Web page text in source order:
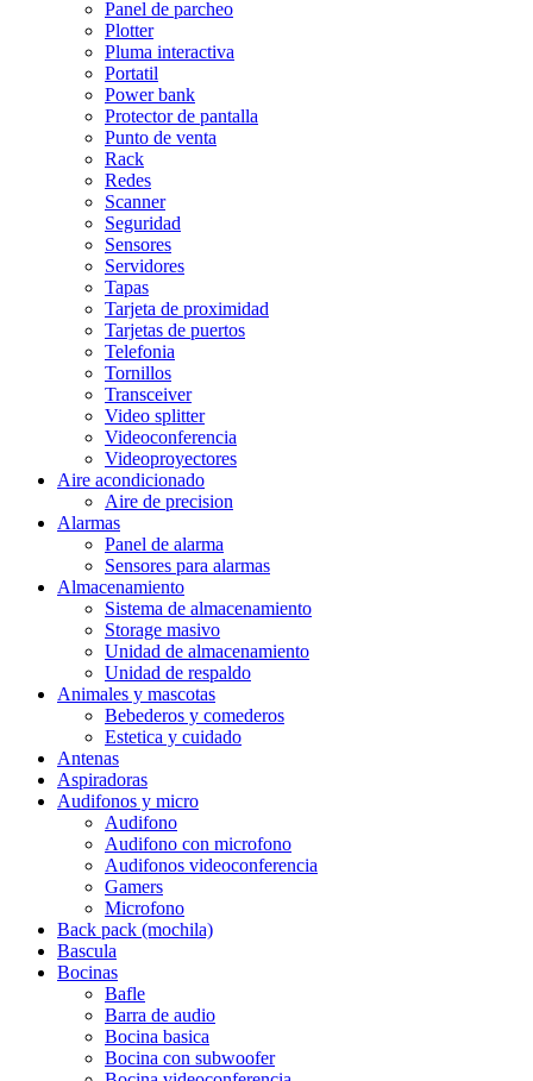
Panel de parcheo
Plotter
Pluma interactiva
Portatil
Power bank
Protector de pantalla
Punto de venta
Rack
Redes
Scanner
Seguridad
Sensores
Servidores
Tapas
Tarjeta de proximidad
Tarjetas de puertos
Telefonia
Tornillos
Transceiver
Video splitter
Videoconferencia
Videoproyectores
Aire acondicionado
Aire de precision
Alarmas
Panel de alarma
Sensores para alarmas
Almacenamiento
Sistema de almacenamiento
Storage masivo
Unidad de almacenamiento
Unidad de respaldo
Animales y mascotas
Bebederos y comederos
Estetica y cuidado
Antenas
Aspiradoras
Audifonos y micro
Audifono
Audifono con microfono
Audifonos videoconferencia
Gamers
Microfono
Back pack (mochila)
Bascula
Bocinas
Bafle
Barra de audio
Bocina basica
Bocina con subwoofer